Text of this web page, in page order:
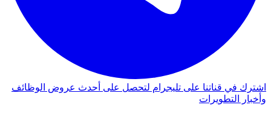
اشترك في قناتنا على تليجرام لتحصل على أحدث عروض الوظائف
وأخبار التطويرات